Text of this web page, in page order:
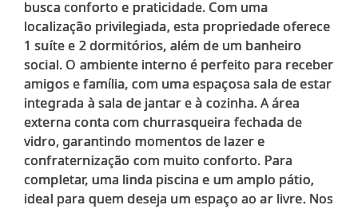
busca conforto e praticidade. Com uma
localização privilegiada, esta propriedade oferece
1 suíte e 2 dormitórios, além de um banheiro
social. O ambiente interno é perfeito para receber
amigos e família, com uma espaçosa sala de estar
integrada à sala de jantar e à cozinha. A área
externa conta com churrasqueira fechada de
vidro, garantindo momentos de lazer e
confraternização com muito conforto. Para
completar, uma linda piscina e um amplo pátio,
ideal para quem deseja um espaço ao ar livre. Nos